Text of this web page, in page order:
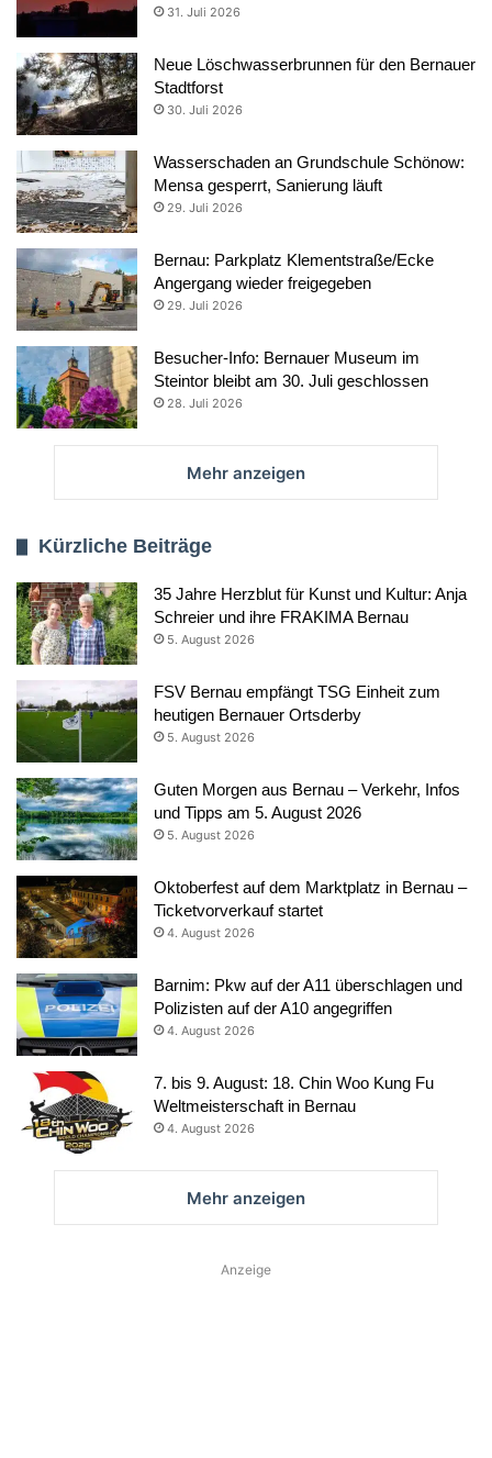
31. Juli 2026
Neue Löschwasserbrunnen für den Bernauer
Stadtforst
30. Juli 2026
Wasserschaden an Grundschule Schönow:
Mensa gesperrt, Sanierung läuft
29. Juli 2026
Bernau: Parkplatz Klementstraße/Ecke
Angergang wieder freigegeben
29. Juli 2026
Besucher-Info: Bernauer Museum im
Steintor bleibt am 30. Juli geschlossen
28. Juli 2026
Mehr anzeigen
Kürzliche Beiträge
35 Jahre Herzblut für Kunst und Kultur: Anja
Schreier und ihre FRAKIMA Bernau
5. August 2026
FSV Bernau empfängt TSG Einheit zum
heutigen Bernauer Ortsderby
5. August 2026
Guten Morgen aus Bernau – Verkehr, Infos
und Tipps am 5. August 2026
5. August 2026
Oktoberfest auf dem Marktplatz in Bernau –
Ticketvorverkauf startet
4. August 2026
Barnim: Pkw auf der A11 überschlagen und
Polizisten auf der A10 angegriffen
4. August 2026
7. bis 9. August: 18. Chin Woo Kung Fu
Weltmeisterschaft in Bernau
4. August 2026
Mehr anzeigen
Anzeige